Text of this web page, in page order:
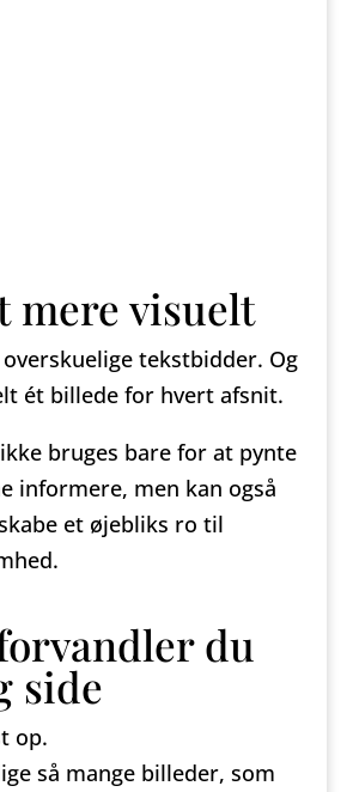
mere visuelt
tekstbidder. Og
ét billede for hvert afsnit.
bruges bare for at pynte
informere, men kan også
et øjebliks ro til
du
side
op.
så mange billeder, som